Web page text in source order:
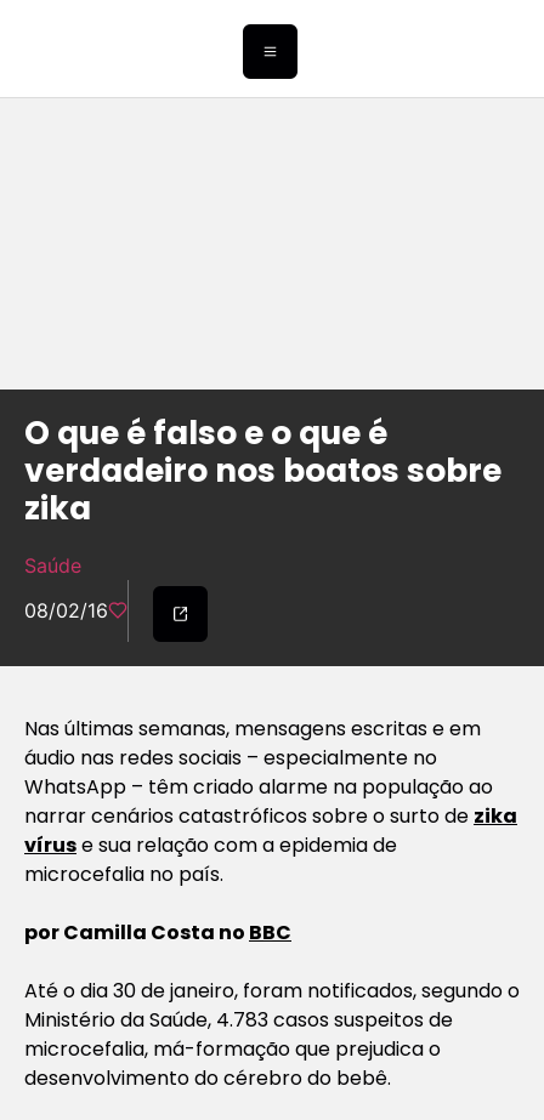
O que é falso e o que é
verdadeiro nos boatos sobre
zika
Saúde
08/02/16
Nas últimas semanas, mensagens escritas e em
áudio nas redes sociais – especialmente no
WhatsApp – têm criado alarme na população ao
narrar cenários catastróficos sobre o surto de zika
víruse sua relação com a epidemia de
microcefalia no país.
por Camilla Costa no BBC
Até o dia 30 de janeiro, foram notificados, segundo o
Ministério da Saúde, 4.783 casos suspeitos de
microcefalia, má-formação que prejudica o
desenvolvimento do cérebro do bebê.